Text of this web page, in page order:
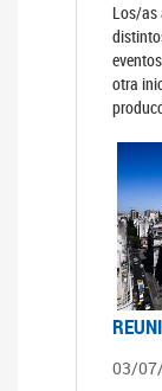
Los/as
otra
03/